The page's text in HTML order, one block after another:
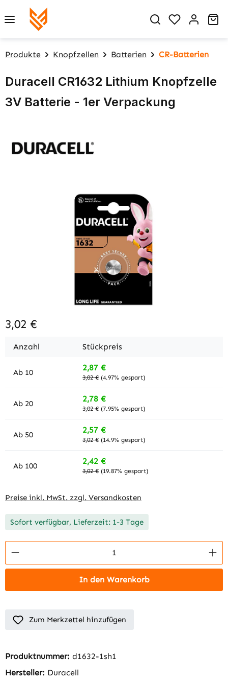
Zum Hauptinhalt springen
Du hast 0
Produkte Knopfzellen Batterien CR-Batterien
Duracell CR1632 Lithium Knopfzelle
3V Batterie - 1er Verpackung
Bildergalerie überspringen
3,02 €
Anzahl Stückpreis
Ab 10 2,87 €
3,02 € (4.97% gespart)
Ab 20 2,78 €
3,02 € (7.95% gespart)
Ab 50 2,57 €
3,02 € (14.9% gespart)
Ab 100 2,42 €
3,02 € (19.87% gespart)
Preise inkl. MwSt. zzgl. Versandkosten
Sofort verfügbar, Lieferzeit: 1-3 Tage
Produkt Anzahl: Gib den gewünschten
In den Warenkorb
Zum Merkzettel hinzufügen
Produktnummer: d1632-1sh1
Hersteller: Duracell